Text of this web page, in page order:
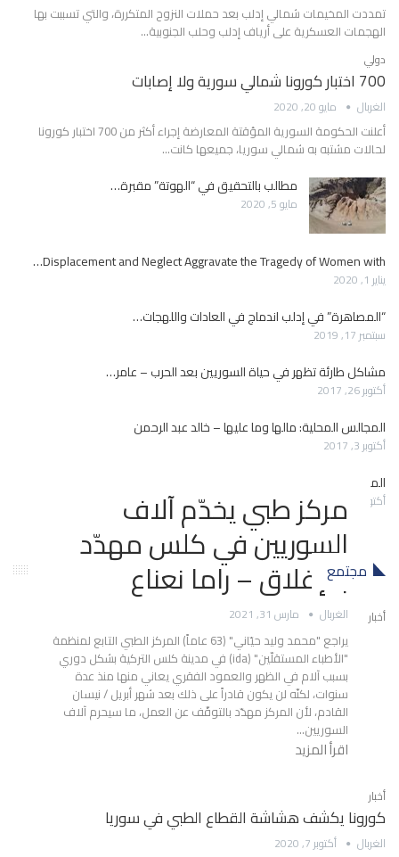
تمددت المخيمات شمالي إدلب بعد حملات النزوح المتكررة، والتي تسببت بها
الهجمات العسكرية على أرياف إدلب وحلب الجنوبية…
دولي
700 اختبار كورونا شمالي سورية ولا إصابات
الغربال مايو 20, 2020
أعلنت الحكومة السورية المؤقتة المعارضة إجراء أكثر من 700 اختبار كورونا
لحالات مشتبه به شمالي سوريا، جميعها كانت…
مطالب بالتحقيق في “الهوتة” مقبرة…
مايو 5, 2020
Displacement and Neglect Aggravate the Tragedy of Women with…
يناير 1, 2020
“المصاهرة” في إدلب اندماج في العادات واللهجات…
سبتمبر 17, 2019
مشاكل طارئة تظهر في حياة السوريين بعد الحرب – عامر…
أكتوبر 26, 2017
المجالس المحلية: مالها وما عليها – خالد عبد الرحمن
أكتوبر 3, 2017
المجالس المحلية تحت المجهر – حسين العبد الله
أكتوبر 3, 2017
مجتمع
أخبار
مركز طبي يخدّم آلاف
السوريين في كلس مهدّد
بالإغلاق – راما نعناع
الغربال مارس 31, 2021
يراجع "محمد وليد حيّاني" (63 عاماً) المركز الطبي التابع لمنظمة
"الأطباء المستقلّين" (ida) في مدينة كلس التركية بشكل دوري
بسبب آلام في الظهر والعمود الفقري يعاني منها منذ عدة
سنوات، لكنّه لن يكون قادراً على ذلك بعد شهر أبريل / نيسان
القادم، لأن المركز مهدّد بالتوقّف عن العمل، ما سيحرم آلاف
السوريين…
اقرأ المزيد
أخبار
كورونا يكشف هشاشة القطاع الطبي في سوريا
الغربال أكتوبر 7, 2020